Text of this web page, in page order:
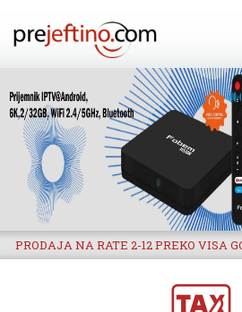
PRODAJA NA RATE 2-12 PREKO VISA